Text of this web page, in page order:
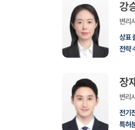
강
변리
상표
전략
장
변리
전기
특허